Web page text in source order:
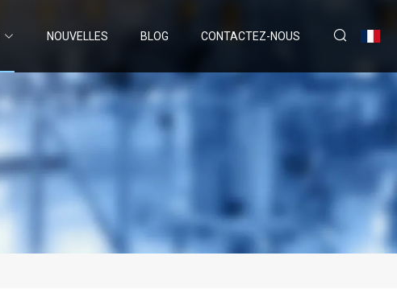
NOUVELLES BLOG CONTACTEZ-NOUS